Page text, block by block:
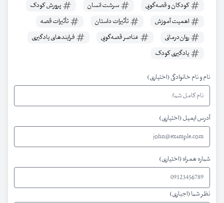
کودکان و قصه‌گویی
سرشت انسان
پرورش کودک
اهمیت آموزش
تأثیرات داستان
تأثیرات قصه
روان‌درمانی
عناصر قصه‌گویی
فرایندهای یادگیری
یادگیری کودک
نام و نام خانوادگی (اختیاری)
آدرس ایمیل (اختیاری)
شماره همراه (اختیاری)
نظر شما (اجباری)